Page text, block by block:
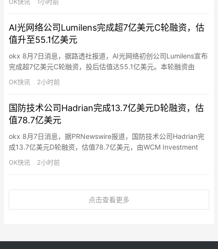
AI光网络公司Lumilens完成超7亿美元C轮融资，估
值升至55.1亿美元
okx 8月7日消息，据路透社报道，AI光网络初创公司Lumilens宣布
完成超7亿美元C轮融资，投后估值达55.1亿美元。本轮融资由
Atreides Management、Bain Capital Ventures、Meritech、
Seligman Ventures及Spark Capital联合领投，截至目前其累计融
OK快讯 2小时前
国防技术公司Hadrian完成13.7亿美元D轮融资，估
值78.7亿美元
okx 8月7日消息，据PRNewswire报道，国防技术公司Hadrian完
成13.7亿美元D轮融资，估值78.7亿美元，由WCM Investment
Management、Washington Harbour Partners、Valor Equity
Partners、137 Ventures和Baillie Gifford共同领投，摩根大通战略
OK快讯 2小时前
点击查看更多